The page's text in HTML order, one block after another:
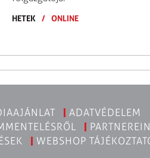
HETEK / ONLINE
ADATVÉDELEM
WEBSHOP